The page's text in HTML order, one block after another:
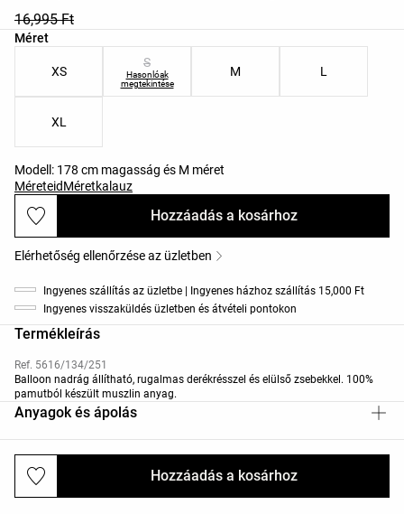
16,995 Ft
Méret
Termékméretek listája
XS
S
Hasonlóak
megtekintése
M L
XL
Modell: 178 cm magasság és M méret
MéreteidMéretkalauz
Hozzáadás a kosárhoz
Hozzáadás a kosárhoz
Elérhetőség ellenőrzése az üzletben
Ingyenes szállítás az üzletbe | Ingyenes házhoz szállítás 15,000 Ft
Ingyenes visszaküldés üzletben és átvételi pontokon
Termékleírás
Ref. 5616/134/251
Balloon nadrág állítható, rugalmas derékrésszel és elülső zsebekkel. 100%
pamutból készült muszlin anyag.
Anyagok és ápolás
Kiszállítás és visszaküldés